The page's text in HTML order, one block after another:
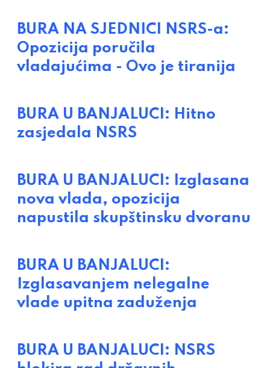
BURA NA SJEDNICI NSRS-a:
Opozicija poručila
vladajućima - Ovo je tiranija
BURA U BANJALUCI: Hitno
zasjedala NSRS
BURA U BANJALUCI: Izglasana
nova vlada, opozicija
napustila skupštinsku dvoranu
BURA U BANJALUCI:
Izglasavanjem nelegalne
vlade upitna zaduženja
BURA U BANJALUCI: NSRS